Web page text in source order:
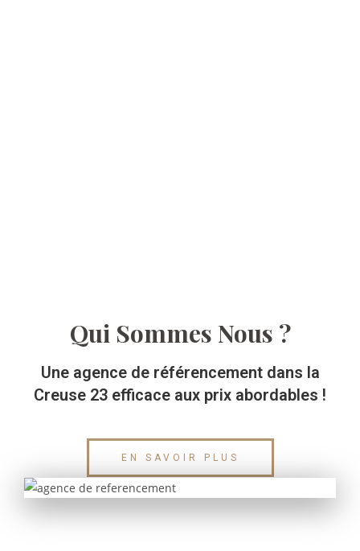
Qui Sommes Nous ?
Une agence de référencement dans la
Creuse 23 efficace aux prix abordables !
EN SAVOIR PLUS